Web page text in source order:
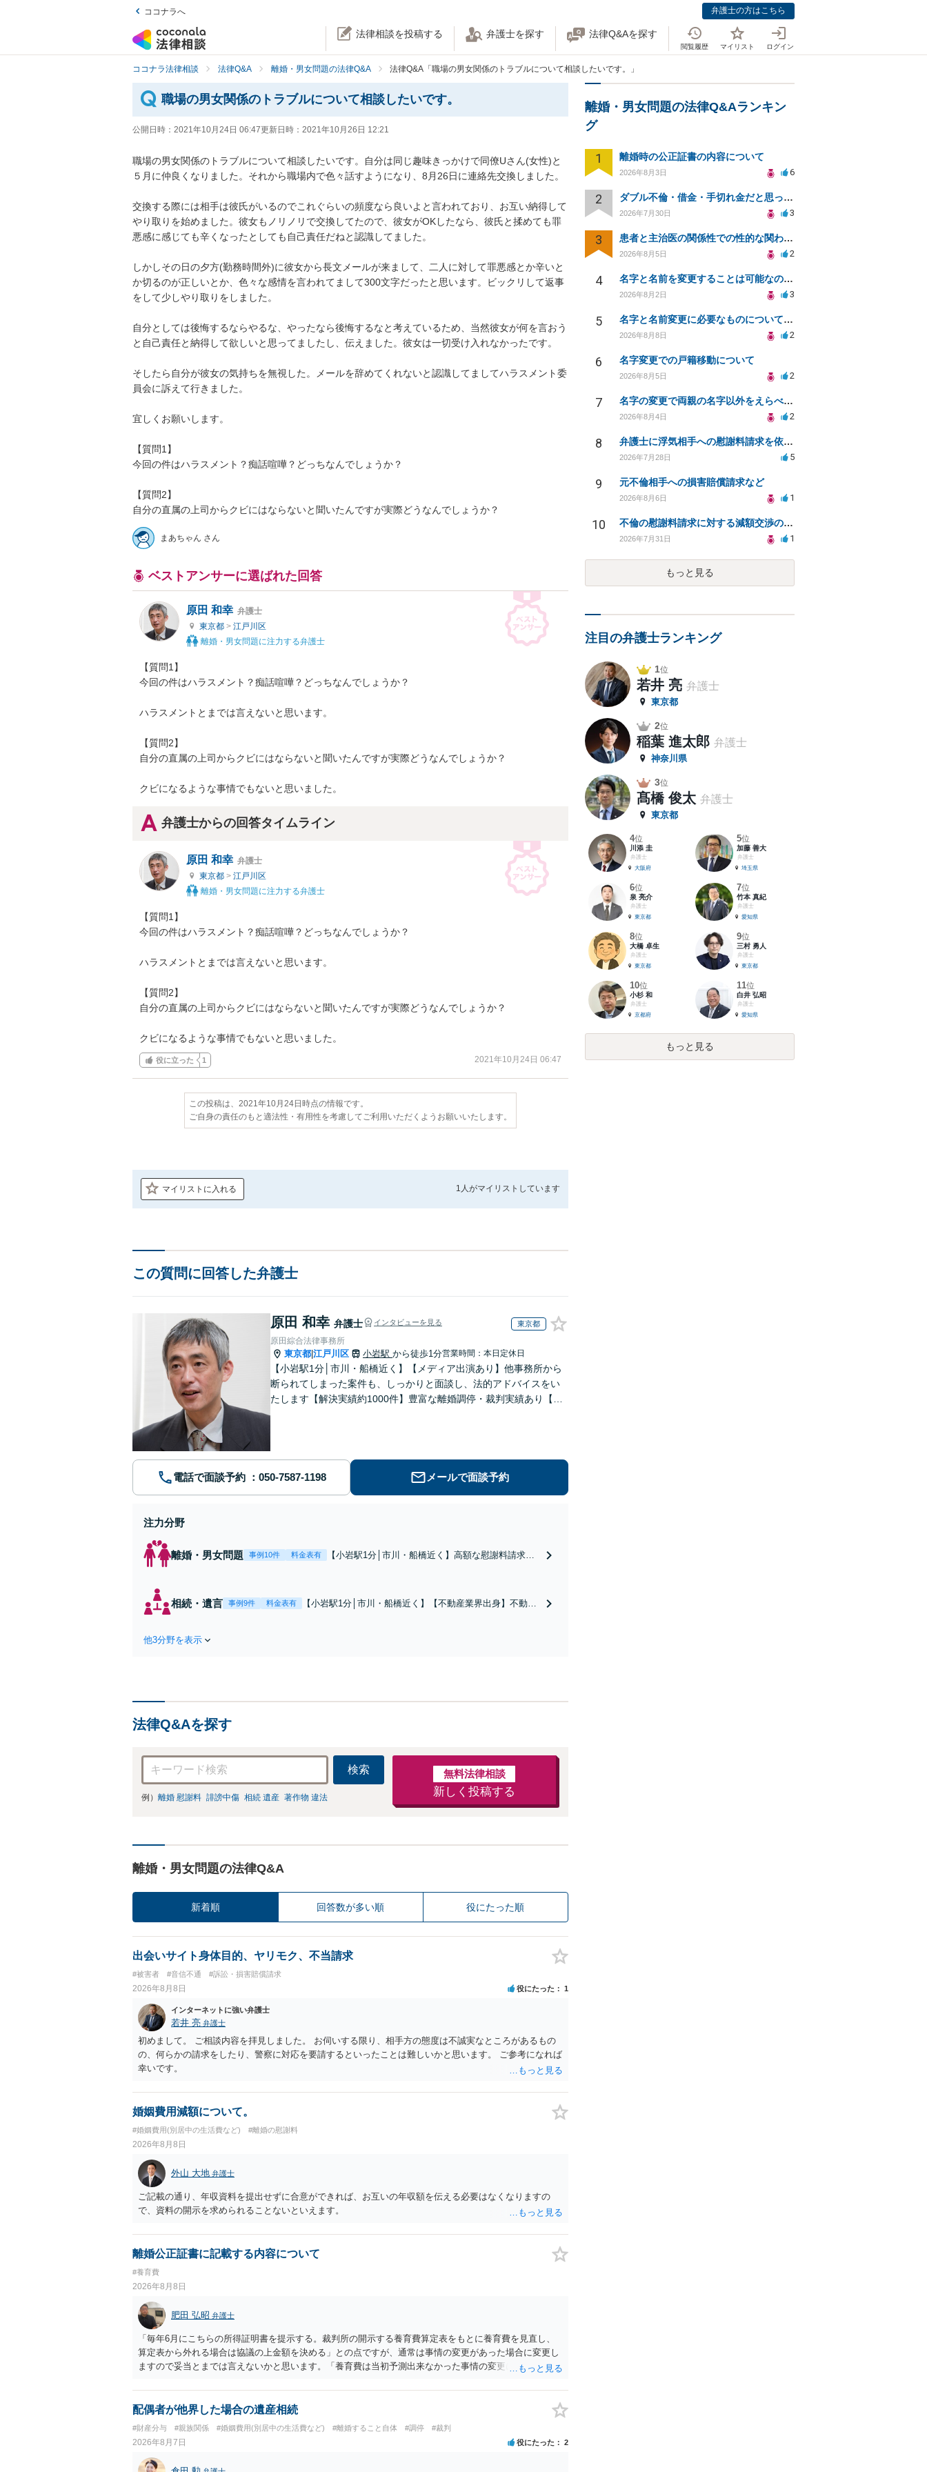
ココナラへ 弁護士の方はこちら
法律相談を投稿する 弁護士を探す 法律Q&Aを探す
閲覧履歴 マイリスト ログイン
ココナラ法律相談 法律Q&A 離婚・男女問題の法律Q&A 法律Q&A「職場の男女関係のトラブルについて相談したいです。」
職場の男女関係のトラブルについて相談したいです。
公開日時： 2021年10月24日 06:47更新日時： 2021年10月26日 12:21
職場の男女関係のトラブルについて相談したいです。自分は同じ趣味きっかけで同僚Uさん(女性)と
５月に仲良くなりました。それから職場内で色々話すようになり、8月26日に連絡先交換しました。
交換する際には相手は彼氏がいるのでこれぐらいの頻度なら良いよと言われており、お互い納得して
やり取りを始めました。彼女もノリノリで交換してたので、彼女がOKしたなら、彼氏と揉めても罪
悪感に感じても辛くなったとしても自己責任だねと認識してました。
しかしその日の夕方(勤務時間外)に彼女から長文メールが来まして、二人に対して罪悪感とか辛いと
か切るのが正しいとか、色々な感情を言われてまして300文字だったと思います。ビックリして返事
をして少しやり取りをしました。
自分としては後悔するならやるな、やったなら後悔するなと考えているため、当然彼女が何を言おう
と自己責任と納得して欲しいと思ってましたし、伝えました。彼女は一切受け入れなかったです。
そしたら自分が彼女の気持ちを無視した。メールを辞めてくれないと認識してましてハラスメント委
員会に訴えて行きました。
宜しくお願いします。
【質問1】
今回の件はハラスメント？痴話喧嘩？どっちなんでしょうか？
【質問2】
自分の直属の上司からクビにはならないと聞いたんですが実際どうなんでしょうか？
まあちゃん さん
ベストアンサーに選ばれた回答
原田 和幸 弁護士
東京都 > 江戸川区
離婚・男女問題に注力する弁護士
【質問1】
今回の件はハラスメント？痴話喧嘩？どっちなんでしょうか？
ハラスメントとまでは言えないと思います。
【質問2】
自分の直属の上司からクビにはならないと聞いたんですが実際どうなんでしょうか？
クビになるような事情でもないと思いました。
弁護士からの回答タイムライン
原田 和幸 弁護士
東京都 > 江戸川区
離婚・男女問題に注力する弁護士
【質問1】
今回の件はハラスメント？痴話喧嘩？どっちなんでしょうか？
ハラスメントとまでは言えないと思います。
【質問2】
自分の直属の上司からクビにはならないと聞いたんですが実際どうなんでしょうか？
クビになるような事情でもないと思いました。
役に立った 1 2021年10月24日 06:47
この投稿は、2021年10月24日時点の情報です。
ご自身の責任のもと適法性・有用性を考慮してご利用いただくようお願いいたします。
マイリストに入れる 1人がマイリストしています
この質問に回答した弁護士
原田 和幸 弁護士 インタビューを見る 東京都
原田綜合法律事務所
東京都 江戸川区 小岩駅 から徒歩1分営業時間：本日定休日
【小岩駅1分│市川・船橋近く】【メディア出演あり】他事務所から
断られてしまった案件も、しっかりと面談し、法的アドバイスをい
たします【解決実績約1000件】豊富な離婚調停・裁判実績あり【不
電話で面談予約 メールで面談予約
注力分野
離婚・男女問題 事例10件 料金表有
【小岩駅1分│市川・船橋近く】高額な慰謝料請求の
家の財産分与に対応！離婚に関するお悩みは、お気
軽にご相談ください【メディア出演】【早朝・夜間
相続・遺言 事例9件 料金表有
【小岩駅1分│市川・船橋近く】【不動産業界出身】不動産
他3分野を表示
法律Q&Aを探す
検索
例） 離婚 慰謝料 誹謗中傷 相続 遺産 著作物 違法
無料法律相談
新しく投稿する
離婚・男女問題の法律Q&A
新着順 回答数が多い順 役にたった順
出会いサイト身体目的、ヤリモク、不当請求
#被害者 #音信不通 #訴訟・損害賠償請求
2026年8月8日 役にたった 1
インターネットに強い弁護士
若井 亮 弁護士
初めまして。 ご相談内容を拝見しました。 お伺いする限り、相手方の態度は不誠実なところがあるもの
の、何らかの請求をしたり、警察に対応を要請するといったことは難しいかと思います。 ご参考になれば
幸いです。
婚姻費用減額について。
#婚姻費用(別居中の生活費など) #離婚の慰謝料
2026年8月8日
外山 大地 弁護士
ご記載の通り、年収資料を提出せずに合意ができれば、お互いの年収額を伝える必要はなくなりますの
で、資料の開示を求められることないといえます。
離婚公正証書に記載する内容について
#養育費
2026年8月8日
肥田 弘昭 弁護士
「毎年6月にこちらの所得証明書を提示する。裁判所の開示する養育費算定表をもとに養育費を見直し、
算定表から外れる場合は協議の上金額を決める」との点ですが、通常は事情の変更があった場合に変更し
ますので妥当とまでは言えないかと思います。「養育費は当初予測出来なかった事情の変更により双方協
く事になり、上記のような文言が無くても養育費の見直しは適宜出来るかと思うのですが違うのでしょう
か？との点はそのとおりかと思います。養育費は事情の変更があった場合に変更するので毎年見直すこと
配偶者が他界した場合の遺産相続
#財産分与 #親族関係 #婚姻費用(別居中の生活費など) #離婚すること自体 #調停 #裁判
2026年8月7日 役にたった 2
離婚・男女問題の法律Q&Aランキン
グ
1 離婚時の公正証書の内容について
2026年8月3日 6
2 ダブル不倫・借金・手切れ金だと思っていたお金を1年後いまさら脅迫罪として通知書が来てまとめて請求
2026年7月30日 3
3 患者と主治医の関係性での性的な関わりからのトラブル
2026年8月5日 2
4 名字と名前を変更することは可能なのか？
2026年8月2日 3
5 名字と名前変更に必要なものについて知りたい
2026年8月8日 2
6 名字変更での戸籍移動について
2026年8月5日 2
7 名字の変更で両親の名字以外をえらべるのか？
2026年8月4日 2
8 弁護士に浮気相手への慰謝料請求を依頼する費用相場は？
2026年7月28日 5
9 元不倫相手への損害賠償請求など
2026年8月6日 1
10 不倫の慰謝料請求に対する減額交渉の可能性と対策
2026年7月31日 1
もっと見る
注目の弁護士ランキング
1位
若井 亮 弁護士
東京都
2位
稲葉 進太郎 弁護士
神奈川県
3位
髙橋 俊太 弁護士
東京都
4位
川添 圭
弁護士
大阪府
5位
加藤 善大
弁護士
埼玉県
6位
泉 亮介
弁護士
東京都
7位
竹本 真紀
弁護士
愛知県
8位
大橋 卓生
弁護士
東京都
9位
三村 勇人
弁護士
東京都
10位
小杉 和
弁護士
京都府
11位
白井 弘昭
弁護士
愛知県
もっと見る